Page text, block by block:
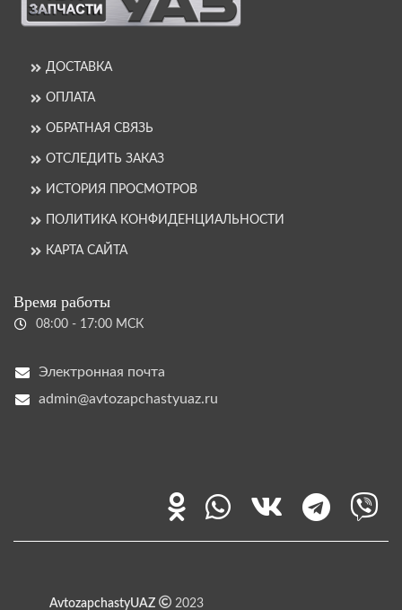
ДОСТАВКА
ОПЛАТА
ОБРАТНАЯ СВЯЗЬ
ОТСЛЕДИТЬ ЗАКАЗ
ИСТОРИЯ ПРОСМОТРОВ
ПОЛИТИКА КОНФИДЕНЦИАЛЬНОСТИ
КАРТА САЙТА
Время работы
08:00 - 17:00 МСК
Электронная почта
admin@avtozapchastyuaz.ru
AvtozapchastyUAZ 2023